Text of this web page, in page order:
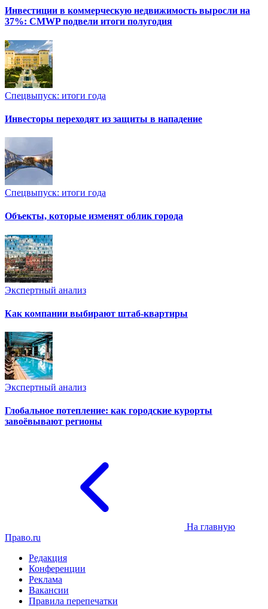
Инвестиции в коммерческую недвижимость выросли на
37%: CMWP подвели итоги полугодия
Спецвыпуск: итоги года
Инвесторы переходят из защиты в нападение
Спецвыпуск: итоги года
Объекты, которые изменят облик города
Экспертный анализ
Как компании выбирают штаб-квартиры
Экспертный анализ
Глобальное потепление: как городские курорты
завоёвывают регионы
На главную
Право.ru
Редакция
Конференции
Реклама
Вакансии
Правила перепечатки